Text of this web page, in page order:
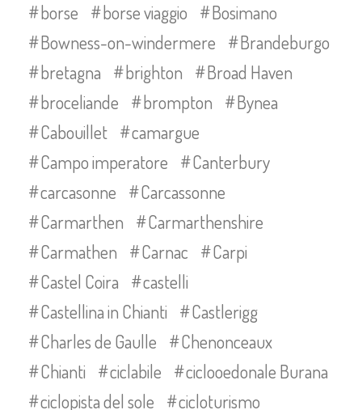
borse
borse viaggio
Bosimano
Bowness-on-windermere
Brandeburgo
bretagna
brighton
Broad Haven
broceliande
brompton
Bynea
Cabouillet
camargue
Campo imperatore
Canterbury
carcasonne
Carcassonne
Carmarthen
Carmarthenshire
Carmathen
Carnac
Carpi
Castel Coira
castelli
Castellina in Chianti
Castlerigg
Charles de Gaulle
Chenonceaux
Chianti
ciclabile
ciclooedonale Burana
ciclopista del sole
cicloturismo